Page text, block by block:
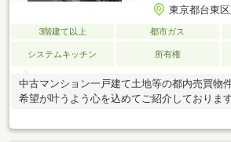
東京都台東
3階建て以上 都市ガス
システムキッチン 所有権
中古マンション一戸建て土地等の都内売買物
希望が叶うよう心を込めてご紹介しておりま